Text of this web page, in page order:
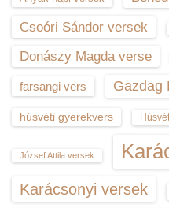
Csoóri Sándor versek
Donászy Magda verse
farsangi vers Gazdag
húsvéti gyerekvers
József Attila versek
Karácsonyi versek